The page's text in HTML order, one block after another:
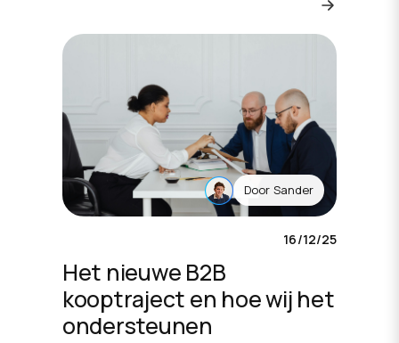
Door Sander
16/12/25
Het nieuwe B2B
kooptraject en hoe wij het
ondersteunen